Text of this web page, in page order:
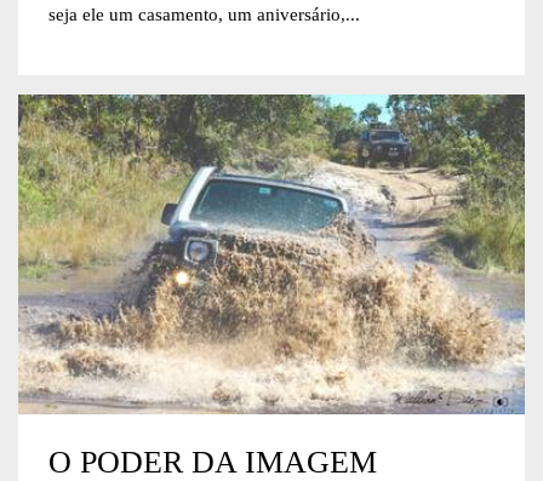
seja ele um casamento, um aniversário,...
O PODER DA IMAGEM